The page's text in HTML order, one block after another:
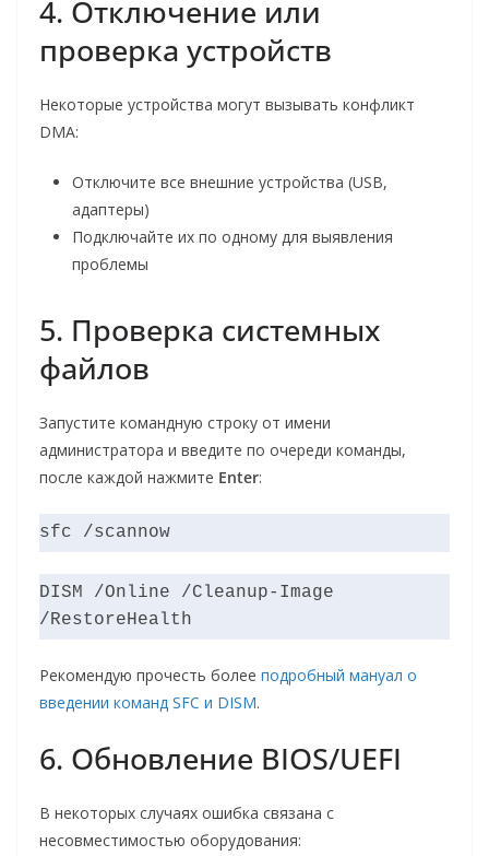
4. Отключение или
проверка устройств
Некоторые устройства могут вызывать конфликт
DMA:
Отключите все внешние устройства (USB,
адаптеры)
Подключайте их по одному для выявления
проблемы
5. Проверка системных
файлов
Запустите командную строку от имени
администратора и введите по очереди команды,
после каждой нажмите Enter:
sfc /scannow
DISM /Online /Cleanup-Image
/RestoreHealth
Рекомендую прочесть более подробный мануал о
введении команд SFC и DISM.
6. Обновление BIOS/UEFI
В некоторых случаях ошибка связана с
несовместимостью оборудования: